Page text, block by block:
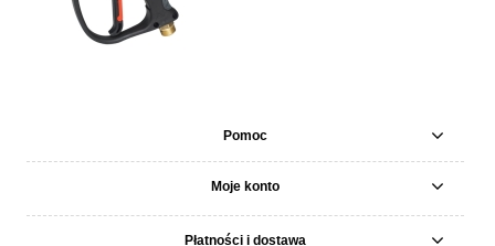
Pomoc
Moje konto
Płatności i dostawa